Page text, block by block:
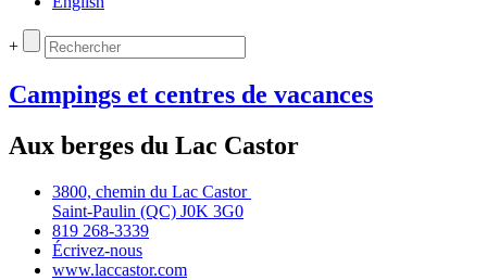
+
Campings et centres de vacances
Aux berges du Lac Castor
3800, chemin du Lac Castor
Saint‑Paulin (QC) J0K 3G0
819 268‑3339
Écrivez‑nous
www.laccastor.com